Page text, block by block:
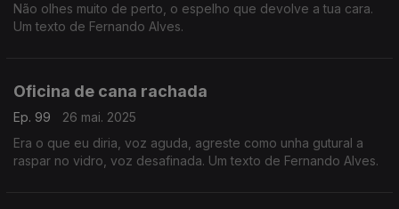
Não olhes muito de perto, o espelho que devolve a tua cara.
Um texto de Fernando Alves.
Oficina de cana rachada
Ep. 99
26 mai. 2025
Era o que eu diria, voz aguda, agreste como unha gutural a
raspar no vidro, voz desafinada. Um texto de Fernando Alves.